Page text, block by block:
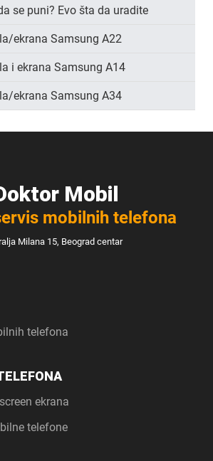
se puni? Evo šta da uradite
ekrana Samsung A22
i ekrana Samsung A14
ekrana Samsung A34
Mobil
mobilnih telefona
Milana 15, Beograd centar
telefona
ekrana
telefone